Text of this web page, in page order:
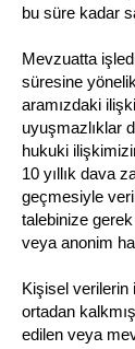
bu süre kadar
Mevzuatta
süresine
aramızdaki
uyuşmazlıklar
hukuki
10 yıllık dava
geçmesiyle
talebinize
veya anonim
Kişisel verilerin
ortadan
edilen veya